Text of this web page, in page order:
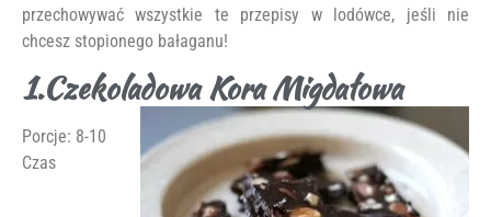
przechowywać wszystkie te przepisy w lodówce, jeśli nie
chcesz stopionego bałaganu!
1.Czekoladowa Kora Migdałowa
Porcje: 8-10
Czas